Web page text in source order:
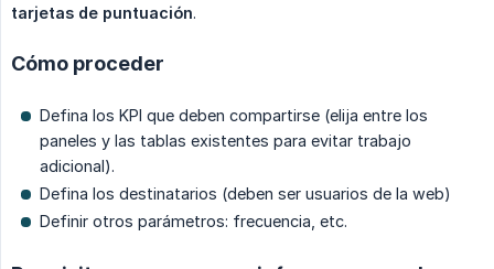
tarjetas de puntuación.
Cómo proceder
Defina los KPI que deben compartirse (elija entre los
paneles y las tablas existentes para evitar trabajo
adicional).
Defina los destinatarios (deben ser usuarios de la web)
Definir otros parámetros: frecuencia, etc.